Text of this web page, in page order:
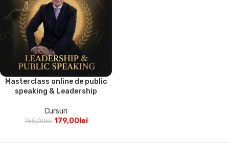
Masterclass online de public
speaking & Leadership
Cursuri
765,00lei 179,00 lei